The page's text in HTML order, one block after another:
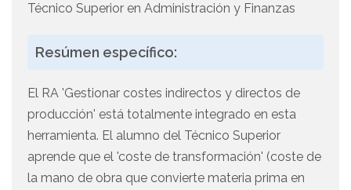
Técnico Superior en Administración y Finanzas
Resúmen específico:
El RA 'Gestionar costes indirectos y directos de
producción' está totalmente integrado en esta
herramienta. El alumno del Técnico Superior
aprende que el 'coste de transformación' (coste de
la mano de obra que convierte materia prima en